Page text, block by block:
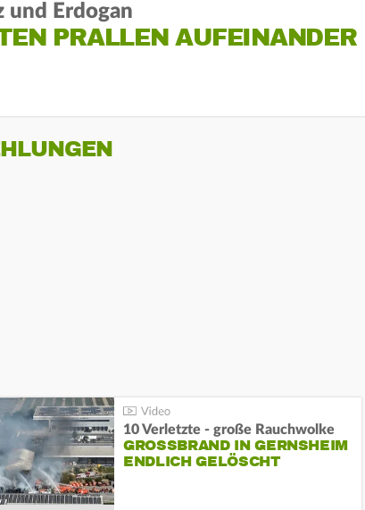
und Erdogan
PRALLEN AUFEINANDER
10 Verletzte - große Rauchwolke
GROSSBRAND IN GERNSHEIM E
NDLICH GELÖSCHT